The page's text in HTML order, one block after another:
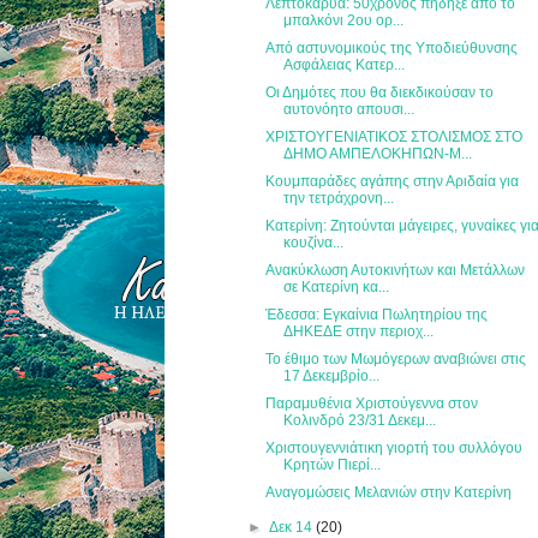
μπαλκόνι 2ου ορ...
Από αστυνομικούς της Υποδιεύθυνσης
Ασφάλειας Κατερ...
Οι Δημότες που θα διεκδικούσαν το
αυτονόητο απουσι...
ΧΡΙΣΤΟΥΓΕΝΙΑΤΙΚΟΣ ΣΤΟΛΙΣΜΟΣ ΣΤΟ
ΔΗΜΟ ΑΜΠΕΛΟΚΗΠΩΝ-Μ...
Κουμπαράδες αγάπης στην Αριδαία για
την τετράχρονη...
Κατερίνη: Ζητούνται μάγειρες, γυναίκες
κουζίνα...
Ανακύκλωση Αυτοκινήτων και Μετάλλων
σε Κατερίνη κα...
Έδεσσα: Εγκαίνια Πωλητηρίου της
ΔΗΚΕΔΕ στην περιοχ...
Το έθιμο των Μωμόγερων αναβιώνει στις
17 Δεκεμβρίο...
Παραμυθένια Χριστούγεννα στον
Κολινδρό 23/31 Δεκεμ...
Χριστουγεννιάτικη γιορτή του συλλόγου
Κρητών Πιερί...
Αναγομώσεις Μελανιών στην Κατερίνη
► Δεκ 14 (20)